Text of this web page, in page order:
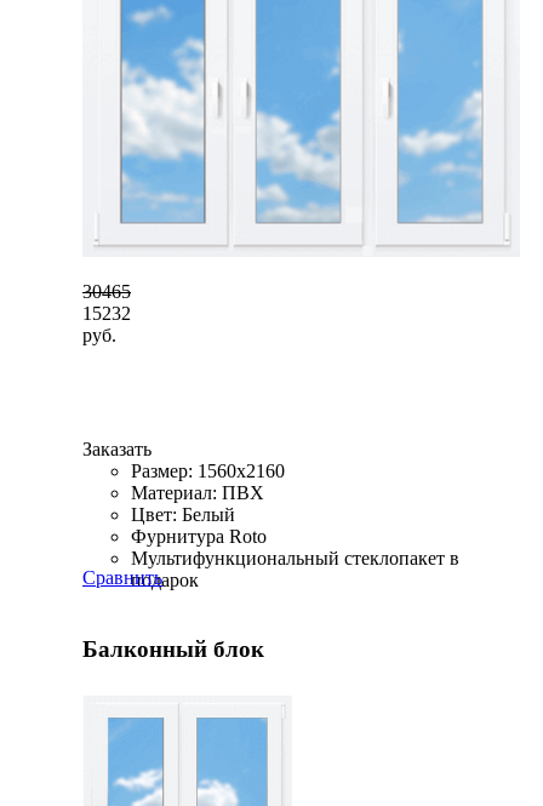
30465
15232
руб.
Заказать
Размер: 1560x2160
Материал: ПВХ
Цвет: Белый
Фурнитура Roto
Мультифункциональный стеклопакет в
подарок
Сравнить
Балконный блок